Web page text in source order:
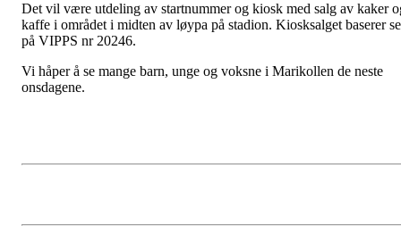
Det vil være utdeling av startnummer og kiosk med salg av kaker
kaffe i området i midten av løypa på stadion. Kiosksalget baserer
på VIPPS nr 20246.
Vi håper å se mange barn, unge og voksne i Marikollen de neste
onsdagene.